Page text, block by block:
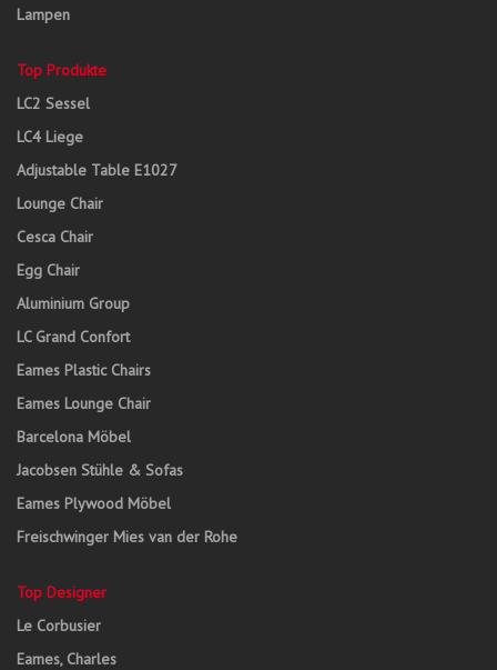
Lampen
Top Produkte
LC2 Sessel
LC4 Liege
Adjustable Table E1027
Lounge Chair
Cesca Chair
Egg Chair
Aluminium Group
LC Grand Confort
Eames Plastic Chairs
Eames Lounge Chair
Barcelona Möbel
Jacobsen Stühle & Sofas
Eames Plywood Möbel
Freischwinger Mies van der Rohe
Top Designer
Le Corbusier
Eames, Charles